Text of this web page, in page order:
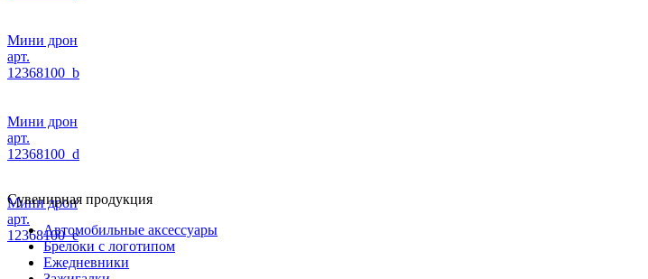
Мини дрон
арт.
12368100_b
Мини дрон
арт.
12368100_d
Мини дрон
арт.
12368100_e
Сувенирная продукция
Автомобильные аксессуары
Брелоки с логотипом
Ежедневники